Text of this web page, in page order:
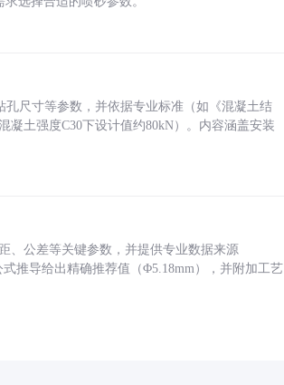
尺寸等参数，并依据专业标准（如《混凝土结
凝土强度C30下设计值约80kN）。内容涵盖安装
、公差等关键参数，并提供专业数据来源
推导给出精确推荐值（Φ5.18mm），并附加工艺